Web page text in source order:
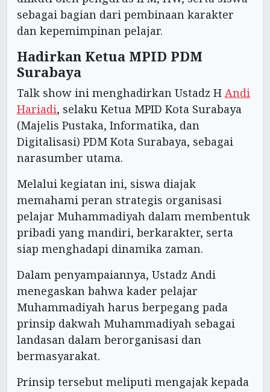
sebagai bagian dari pembinaan karakter
dan kepemimpinan pelajar.
Hadirkan Ketua MPID PDM
Surabaya
Talk show ini menghadirkan Ustadz H Andi
Hariadi, selaku Ketua MPID Kota Surabaya
(Majelis Pustaka, Informatika, dan
Digitalisasi) PDM Kota Surabaya, sebagai
narasumber utama.
Melalui kegiatan ini, siswa diajak
memahami peran strategis organisasi
pelajar Muhammadiyah dalam membentuk
pribadi yang mandiri, berkarakter, serta
siap menghadapi dinamika zaman.
Dalam penyampaiannya, Ustadz Andi
menegaskan bahwa kader pelajar
Muhammadiyah harus berpegang pada
prinsip dakwah Muhammadiyah sebagai
landasan dalam berorganisasi dan
bermasyarakat.
Prinsip tersebut meliputi mengajak kepada